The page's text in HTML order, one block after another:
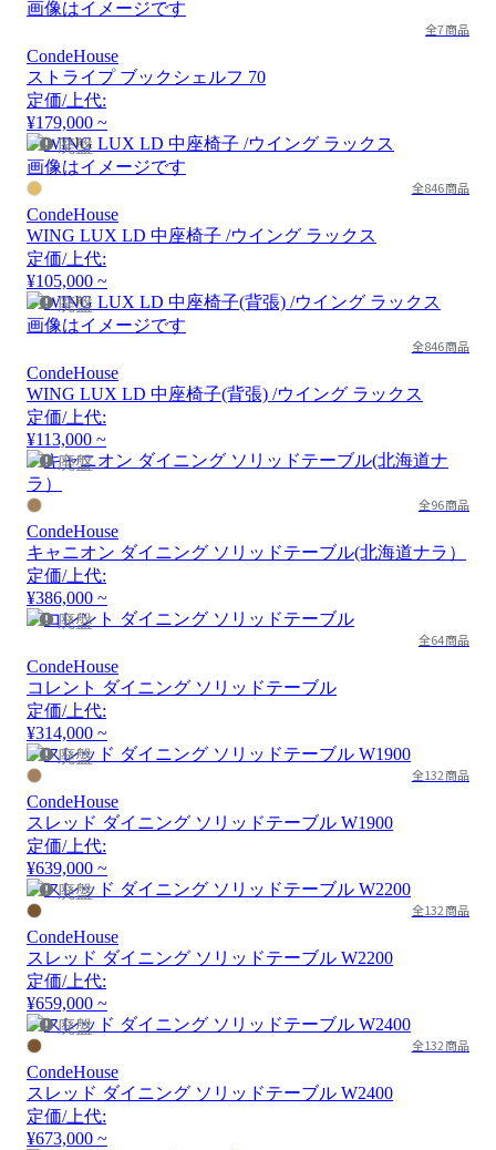
画像はイメージです
全7商品
CondeHouse
ストライプ ブックシェルフ 70
定価/上代:
¥179,000 ~
廃盤
画像はイメージです
全846商品
CondeHouse
WING LUX LD 中座椅子 /ウイング ラックス
定価/上代:
¥105,000 ~
廃盤
画像はイメージです
全846商品
CondeHouse
WING LUX LD 中座椅子(背張) /ウイング ラックス
定価/上代:
¥113,000 ~
廃盤
全96商品
CondeHouse
キャニオン ダイニング ソリッドテーブル(北海道ナラ）
定価/上代:
¥386,000 ~
廃盤
全64商品
CondeHouse
コレント ダイニング ソリッドテーブル
定価/上代:
¥314,000 ~
廃盤
全132商品
CondeHouse
スレッド ダイニング ソリッドテーブル W1900
定価/上代:
¥639,000 ~
廃盤
全132商品
CondeHouse
スレッド ダイニング ソリッドテーブル W2200
定価/上代:
¥659,000 ~
廃盤
全132商品
CondeHouse
スレッド ダイニング ソリッドテーブル W2400
定価/上代:
¥673,000 ~